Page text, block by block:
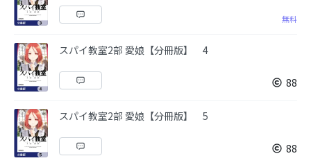
無料
スパイ教室2部 愛娘【分冊版】 4
88
スパイ教室2部 愛娘【分冊版】 5
88